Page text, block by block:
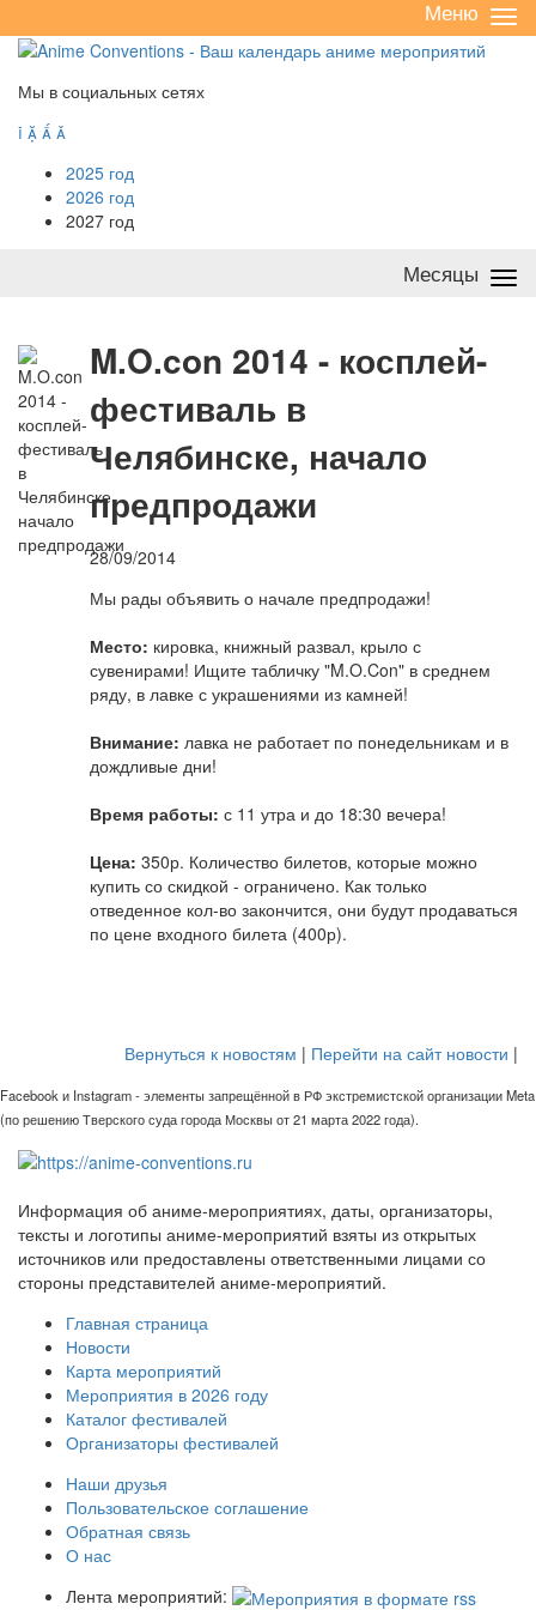
/
Меню
Мы в социальных сетях
   
2025 год
2026 год
2027 год
Месяцы
M.O.con 2014 - косплей-
фестиваль в
Челябинске, начало
предпродажи
28/09/2014
Мы рады объявить о начале предпродажи!
Место: кировка, книжный развал, крыло с
сувенирами! Ищите табличку "M.O.Con" в среднем
ряду, в лавке с украшениями из камней!
Внимание: лавка не работает по понедельникам и в
дождливые дни!
Время работы: с 11 утра и до 18:30 вечера!
Цена: 350р. Количество билетов, которые можно
купить со скидкой - ограничено. Как только
отведенное кол-во закончится, они будут продаваться
по цене входного билета (400р).
Вернуться к новостям | Перейти на сайт новости |
Facebook и Instagram - элементы запрещённой в РФ экстремистской организации Meta
(по решению Тверского суда города Москвы от 21 марта 2022 года).
Информация об аниме-мероприятиях, даты, организаторы,
тексты и логотипы аниме-мероприятий взяты из открытых
источников или предоставлены ответственными лицами со
стороны представителей аниме-мероприятий.
Главная страница
Новости
Карта мероприятий
Мероприятия в 2026 году
Каталог фестивалей
Организаторы фестивалей
Наши друзья
Пользовательское соглашение
Обратная связь
О нас
Лента мероприятий: